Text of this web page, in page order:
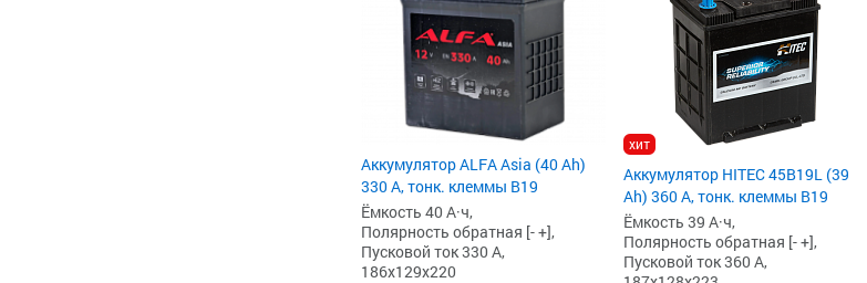
Аккумулятор ALFA Asia (40 Ah)
330 А, тонк. клеммы B19
Ёмкость 40 А·ч,
Полярность обратная [- +],
Пусковой ток 330 А,
186x129x220
хит
Аккумулятор HITEC 45B19L (39
Ah) 360 А, тонк. клеммы B19
Ёмкость 39 А·ч,
Полярность обратная [- +],
Пусковой ток 360 А,